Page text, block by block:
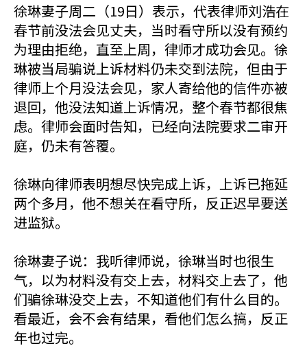
徐琳妻子周二（19日）表示，代表律师刘浩在
春节前没法会见丈夫，当时看守所以没有预约
为理由拒绝，直至上周，律师才成功会见。徐
琳被当局骗说上诉材料仍未交到法院，但由于
律师上个月没法会见，家人寄给他的信件亦被
退回，他没法知道上诉情况，整个春节都很焦
虑。律师会面时告知，已经向法院要求二审开
庭，仍未有答覆。
徐琳向律师表明想尽快完成上诉，上诉已拖延
两个多月，他不想关在看守所，反正迟早要送
进监狱。
徐琳妻子说：我听律师说，徐琳当时也很生
气，以为材料没有交上去，材料交上去了，他
们骗徐琳没交上去，不知道他们有什么目的。
看最近，会不会有结果，看他们怎么搞，反正
年也过完。